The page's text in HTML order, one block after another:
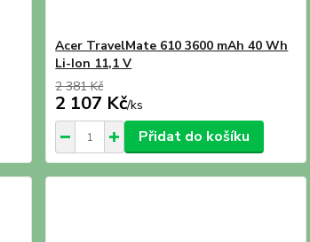
Acer TravelMate 610 3600 mAh 40 Wh
Li-Ion 11,1 V
2 381 Kč
2 107 Kč/ks
Přidat do košíku